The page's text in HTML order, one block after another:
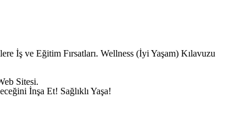
İş ve Eğitim Fırsatları. Wellness (İyi Yaşam) Kılavuzu
Sitesi.
İnşa Et! Sağlıklı Yaşa!